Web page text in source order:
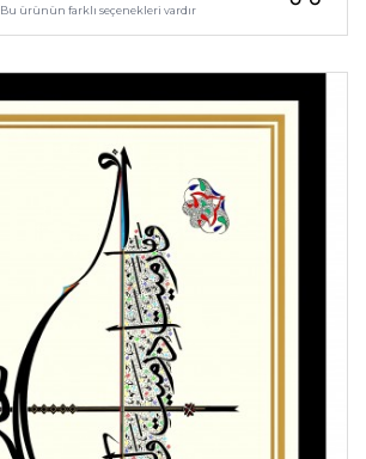
Bu ürünün farklı seçenekleri vardır